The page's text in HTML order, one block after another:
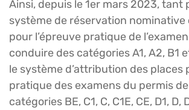
Ainsi, depuis le 1er mars 2023, tant
système de réservation nominative
pour l’épreuve pratique de
conduire des catégories A1, A2, B1
le système d’attribution des places
pratique des examens du permis
catégories BE, C1, C, C1E, CE, D1, D,